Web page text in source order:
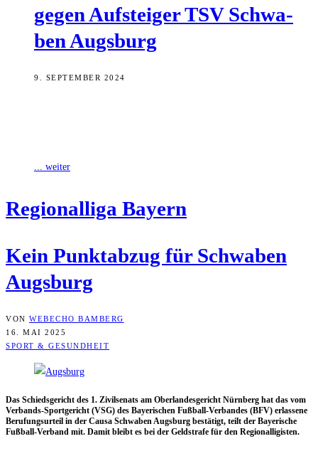
gegen Auf­stei­ger TSV Schwa­
ben Augsburg
9. SEPTEMBER 2024
... weiter
Regio­nal­li­ga Bayern
Kein Punkt­ab­zug für Schwa­ben
Augsburg
VON WEBECHO BAMBERG
16. MAI 2025
SPORT & GESUNDHEIT
Das Schieds­ge­richt des 1. Zivil­se­nats am Ober­lan­des­ge­richt Nürn­berg hat das vom
Ver­bands-Sport­ge­richt (VSG) des Baye­ri­schen Fuß­ball-Ver­ban­des (BFV) erlas­se­ne
Beru­fungs­ur­teil in der Cau­sa Schwa­ben Augs­burg bestä­tigt, teilt der Baye­ri­sche
Fuß­ball-Ver­band mit. Damit bleibt es bei der Geld­stra­fe für den Regionalligisten.